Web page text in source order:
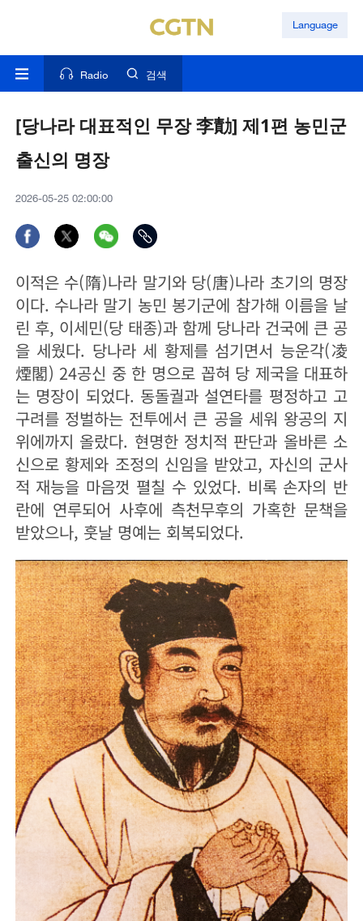
Language
Radio 검색
[당나라 대표적인 무장 李勣] 제1편 농민군
출신의 명장
2026-05-25 02:00:00
이적은 수(隋)나라 말기와 당(唐)나라 초기의 명장
이다. 수나라 말기 농민 봉기군에 참가해 이름을 날
린 후, 이세민(당 태종)과 함께 당나라 건국에 큰 공
을 세웠다. 당나라 세 황제를 섬기면서 능운각(凌
煙閣) 24공신 중 한 명으로 꼽혀 당 제국을 대표하
는 명장이 되었다. 동돌궐과 설연타를 평정하고 고
구려를 정벌하는 전투에서 큰 공을 세워 왕공의 지
위에까지 올랐다. 현명한 정치적 판단과 올바른 소
신으로 황제와 조정의 신임을 받았고, 자신의 군사
적 재능을 마음껏 펼칠 수 있었다. 비록 손자의 반
란에 연루되어 사후에 측천무후의 가혹한 문책을
받았으나, 훗날 명예는 회복되었다.